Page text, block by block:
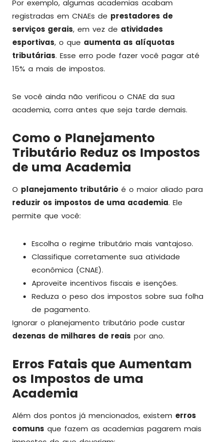
Por exemplo, algumas academias acabam
registradas em CNAEs de prestadores de
serviços gerais, em vez de atividades
esportivas, o que aumenta as alíquotas
tributárias. Esse erro pode fazer você pagar até
15% a mais de impostos.
Se você ainda não verificou o CNAE da sua
academia, corra antes que seja tarde demais.
Como o Planejamento
Tributário Reduz os Impostos
de uma Academia
O planejamento tributário é o maior aliado para
reduzir os impostos de uma academia. Ele
permite que você:
Escolha o regime tributário mais vantajoso.
Classifique corretamente sua atividade
econômica (CNAE).
Aproveite incentivos fiscais e isenções.
Reduza o peso dos impostos sobre sua folha
de pagamento.
Ignorar o planejamento tributário pode custar
dezenas de milhares de reais por ano.
Erros Fatais que Aumentam
os Impostos de uma
Academia
Além dos pontos já mencionados, existem erros
comuns que fazem as academias pagarem mais